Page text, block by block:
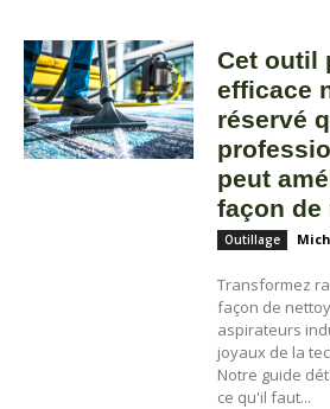
Cet outil
efficace
réservé
peut
façon de
Outillage
Transformez
façon de
aspirateurs
joyaux de la
Notre guide
ce qu'il faut...